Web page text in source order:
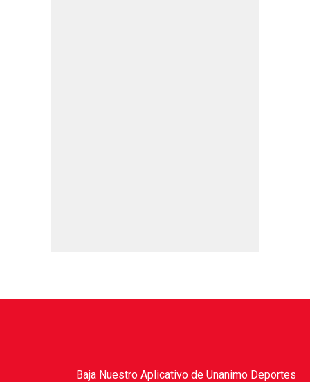
Baja Nuestro Aplicativo de Unanimo Deportes